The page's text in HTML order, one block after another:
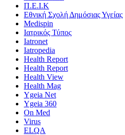
Π.Ε.Ι.Κ
Εθνική Σχολή Δημόσιας Υγείας
Medispin
Ιατρικός Τύπος
Iatronet
Iatropedia
Health Report
Health Report
Health View
Health Mag
Ygeia Net
Ygeia 360
On Med
Virus
ELQA